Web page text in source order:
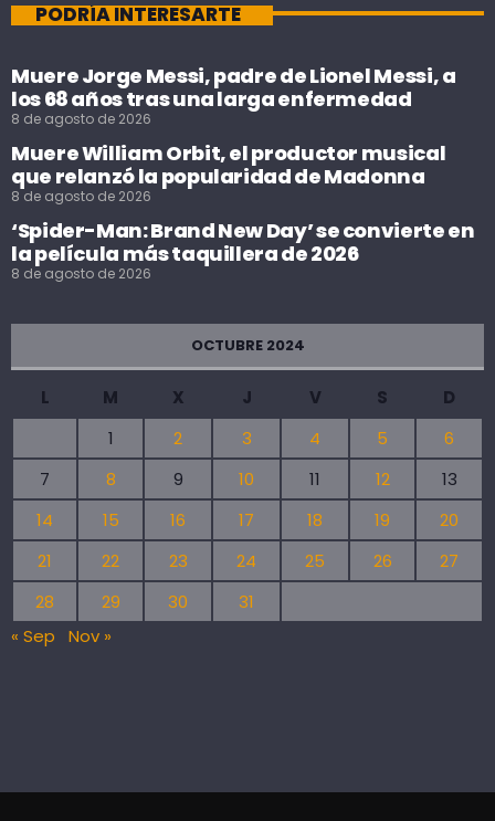
PODRÍA INTERESARTE
Muere Jorge Messi, padre de Lionel Messi, a
los 68 años tras una larga enfermedad
8 de agosto de 2026
Muere William Orbit, el productor musical
que relanzó la popularidad de Madonna
8 de agosto de 2026
‘Spider-Man: Brand New Day’ se convierte en
la película más taquillera de 2026
8 de agosto de 2026
OCTUBRE 2024
L M X J V S
D
1
2 3 4 5
6
7
8 9 10 11 12
13
14
15 16 17 18 19
20
21
22 23 24 25 26
27
28
29 30
31
« Sep
Nov »